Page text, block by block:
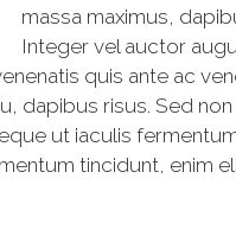
massa maximus,
Integer vel auctor
quis ante ac
dapibus risus. Sed
ut iaculis
tincidunt, enim